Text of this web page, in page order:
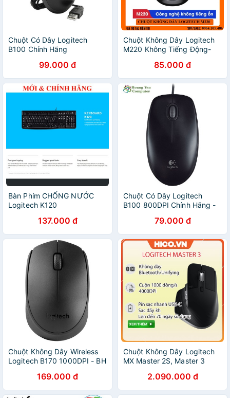
Chuột Có Dây Logitech
B100 Chính Hãng
99.000 đ
Chuột Không Dây Logitech
M220 Không Tiếng Động-
Nhạy Cao -Bảo Hành 1 năm
-Tặng kèm bàn di chuột
85.000 đ
Bàn Phím CHỐNG NƯỚC
Logitech K120
137.000 đ
Chuột Có Dây Logitech
B100 800DPI Chính Hãng -
Computer79.000 đ
Chuột Không Dây Wireless
Logitech B170 1000DPI - BH
169.000 đ
Chuột Không Dây Logitech
MX Master 2S, Master 3
Hãng - Bảo Hành 12 Tháng
2.090.000 đ